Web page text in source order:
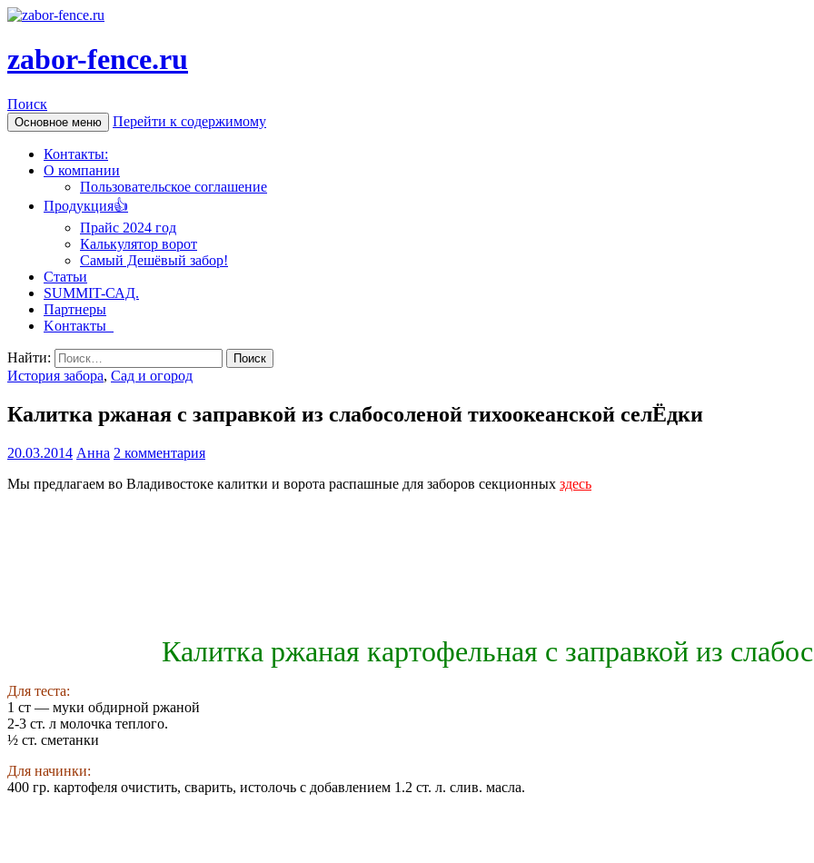
zabor-fence.ru
Поиск
Основное меню Перейти к содержимому
Контакты:
О компании
Пользовательское соглашение
Продукция👍
Прайс 2024 год
Калькулятор ворот
Самый Дешёвый забор!
Статьи
SUMMIT-САД.
Партнеры
Kонтакты
Найти:
История забора, Сад и огород
Калитка ржаная с заправкой из слабосоленой тихоокеанской селЁдки
20.03.2014 Анна 2 комментария
Мы предлагаем во Владивостоке калитки и ворота распашные для заборов секционных здесь
Калитка ржаная картофельная с заправкой из
Для теста:
1 ст — муки обдирной ржаной
2-3 ст. л молочка теплого.
½ ст. сметанки
Для начинки:
400 гр. картофеля очистить, сварить, истолочь с добавлением 1.2 ст. л. слив. масла.